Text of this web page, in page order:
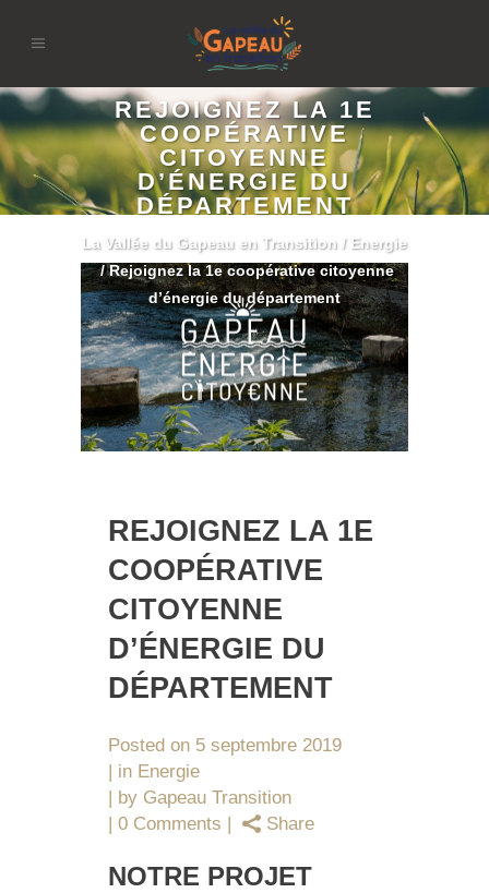
REJOIGNEZ LA 1E
COOPÉRATIVE
CITOYENNE
D’ÉNERGIE DU
DÉPARTEMENT
La Vallée du Gapeau en Transition / Energie
/Rejoignez la 1e coopérative citoyenne
d’énergie du département
REJOIGNEZ LA 1E
COOPÉRATIVE
CITOYENNE
D’ÉNERGIE DU
DÉPARTEMENT
Posted on 5 septembre 2019
in Energie
by Gapeau Transition
0 Comments
Share
NOTRE PROJET